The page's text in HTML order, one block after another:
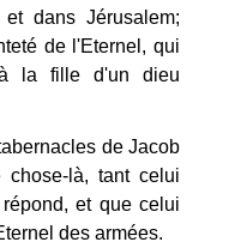
dans Jérusalem;
de l'Eternel, qui
la fille d'un dieu
de Jacob
chose-là, tant celui
et que celui
des armées.